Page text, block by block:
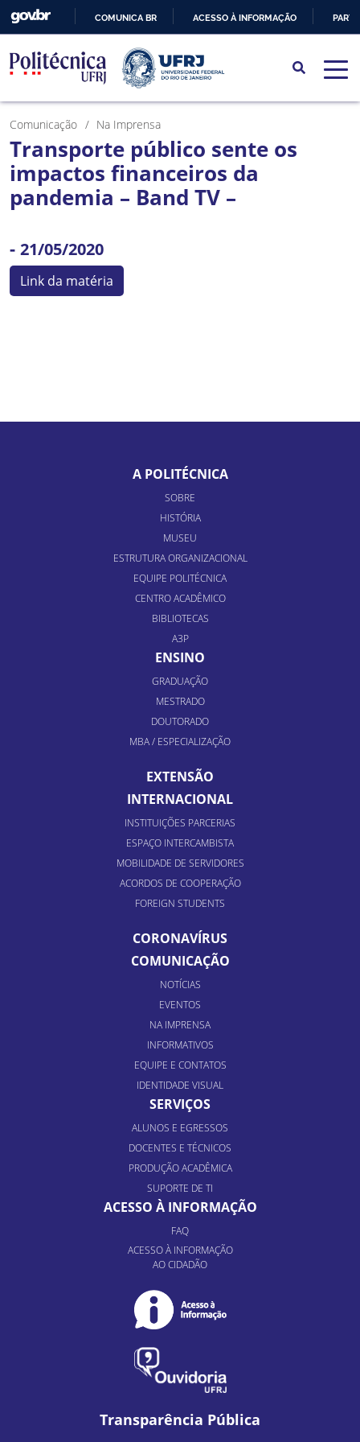
PARA
O
CONTEÚDO
COMUNICA BR ACESSO À INFORMAÇÃO
Comunicação Na Imprensa
Transporte público sente os
impactos financeiros da
pandemia – Band TV –
- 21/05/2020
Link da matéria
A POLITÉCNICA
SOBRE
HISTÓRIA
MUSEU
ESTRUTURA ORGANIZACIONAL
EQUIPE POLITÉCNICA
CENTRO ACADÊMICO
BIBLIOTECAS
A3P
ENSINO
GRADUAÇÃO
MESTRADO
DOUTORADO
MBA / ESPECIALIZAÇÃO
EXTENSÃO
INTERNACIONAL
INSTITUIÇÕES PARCERIAS
ESPAÇO INTERCAMBISTA
MOBILIDADE DE SERVIDORES
ACORDOS DE COOPERAÇÃO
FOREIGN STUDENTS
CORONAVÍRUS
COMUNICAÇÃO
NOTÍCIAS
EVENTOS
NA IMPRENSA
INFORMATIVOS
EQUIPE E CONTATOS
IDENTIDADE VISUAL
SERVIÇOS
ALUNOS E EGRESSOS
DOCENTES E TÉCNICOS
PRODUÇÃO ACADÊMICA
SUPORTE DE TI
ACESSO À INFORMAÇÃO
FAQ
ACESSO À INFORMAÇÃO
AO CIDADÃO
Transparência Pública